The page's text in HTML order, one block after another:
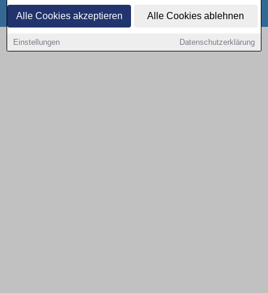
Alle Cookies akzeptieren Alle Cookies ablehnen
Einstellungen Datenschutzerklärung
Datenschutz Cookies
Copyright © 2000 - 2026 | 1A Infosysteme GmbH | Content by: 1a-sites-autos